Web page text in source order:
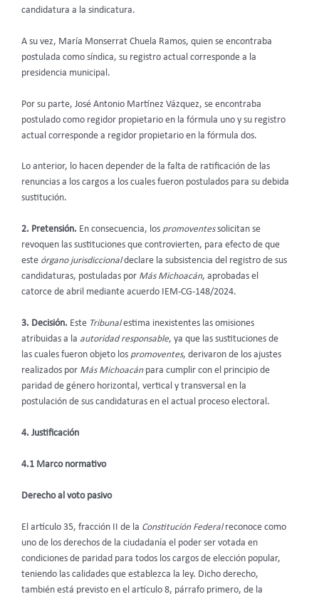
candidatura a la sindicatura.
A su vez, María Monserrat Chuela Ramos, quien se encontraba
postulada como síndica, su registro actual corresponde a la
presidencia municipal.
Por su parte, José Antonio Martínez Vázquez, se encontraba
postulado como regidor propietario en la fórmula uno y su registro
actual corresponde a regidor propietario en la fórmula dos.
Lo anterior, lo hacen depender de la falta de ratificación de las
renuncias a los cargos a los cuales fueron postulados para su debida
sustitución.
2. Pretensión. En consecuencia, los promoventessolicitan se
revoquen las sustituciones que controvierten, para efecto de que
este órgano jurisdiccionaldeclare la subsistencia del registro de sus
candidaturas, postuladas por Más Michoacán, aprobadas el
catorce de abril mediante acuerdo IEM-CG-148/2024.
3. Decisión. Este Tribunalestima inexistentes las omisiones
atribuidas a la autoridad responsable, ya que las sustituciones de
las cuales fueron objeto los promoventes, derivaron de los ajustes
realizados por Más Michoacánpara cumplir con el principio de
paridad de género horizontal, vertical y transversal en la
postulación de sus candidaturas en el actual proceso electoral.
4. Justificación
4.1 Marco normativo
Derecho al voto pasivo
El artículo 35, fracción II de la Constitución Federalreconoce como
uno de los derechos de la ciudadanía el poder ser votada en
condiciones de paridad para todos los cargos de elección popular,
teniendo las calidades que establezca la ley. Dicho derecho,
también está previsto en el artículo 8, párrafo primero, de la